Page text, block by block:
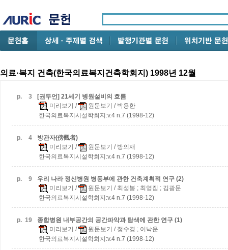
의료·복지 건축(한국의료복지건축학회지) 1998년 12월
p. 3
[권두언] 21세기 병원설비의 흐름
미리보기 / 원문보기 / 박용한
한국의료복지시설학회지:v.4 n.7 (1998-12)
p. 4
방관자(傍觀者)
미리보기 / 원문보기 / 방의재
한국의료복지시설학회지:v.4 n.7 (1998-12)
p. 9
우리 나라 정신병원 병동부에 관한 건축계획적 연구 (2)
미리보기 / 원문보기 / 최성봉 ; 최영집 ; 김광문
한국의료복지시설학회지:v.4 n.7 (1998-12)
p. 19
종합병원 내부공간의 공간파악과 탐색에 관한 연구 (1)
미리보기 / 원문보기 / 정수경 ; 이낙운
한국의료복지시설학회지:v.4 n.7 (1998-12)